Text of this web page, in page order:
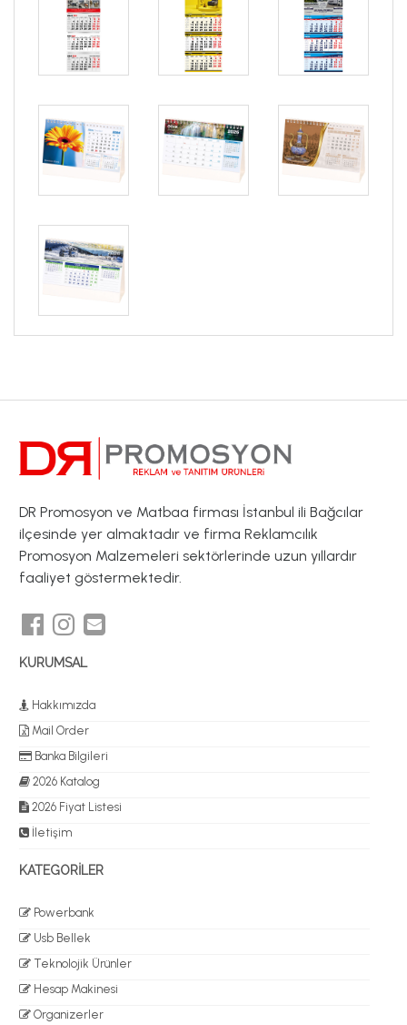
DR Promosyon ve Matbaa firması İstanbul ili Bağcılar
ilçesinde yer almaktadır ve firma Reklamcılık
Promosyon Malzemeleri sektörlerinde uzun yıllardır
faaliyet göstermektedir.
KURUMSAL
Hakkımızda
Mail Order
Banka Bilgileri
2026 Katalog
2026 Fiyat Listesi
İletişim
KATEGORİLER
Powerbank
Usb Bellek
Teknolojik Ürünler
Hesap Makinesi
Organizerler